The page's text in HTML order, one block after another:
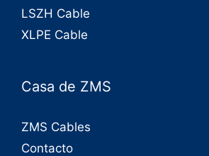
LSZH Cable
XLPE Cable
Casa de ZMS
ZMS Cables
Contacto